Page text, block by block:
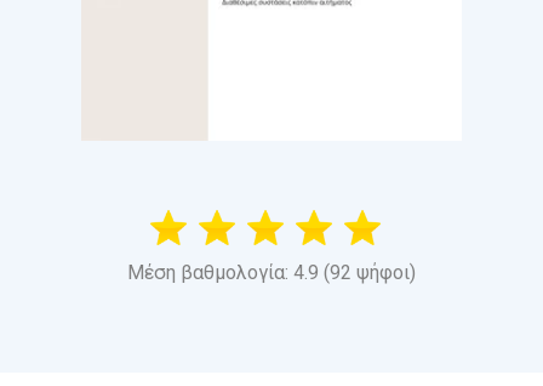
Μέση βαθμολογία: 4.9 (92 ψήφοι)